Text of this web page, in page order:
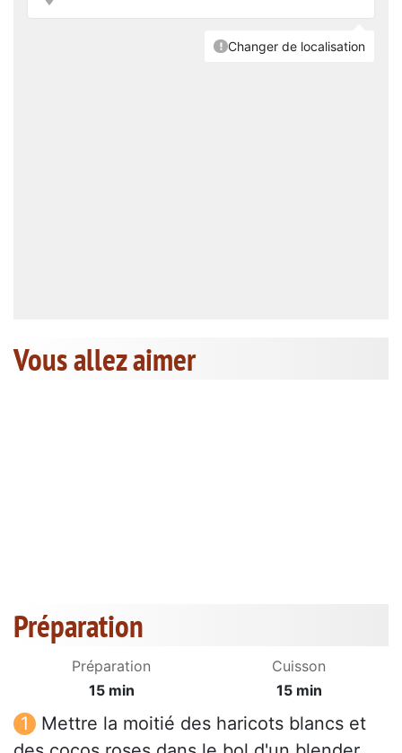
Vous allez aimer
Préparation
Préparation
15 min
Cuisson
15 min
Mettre la moitié des haricots blancs et